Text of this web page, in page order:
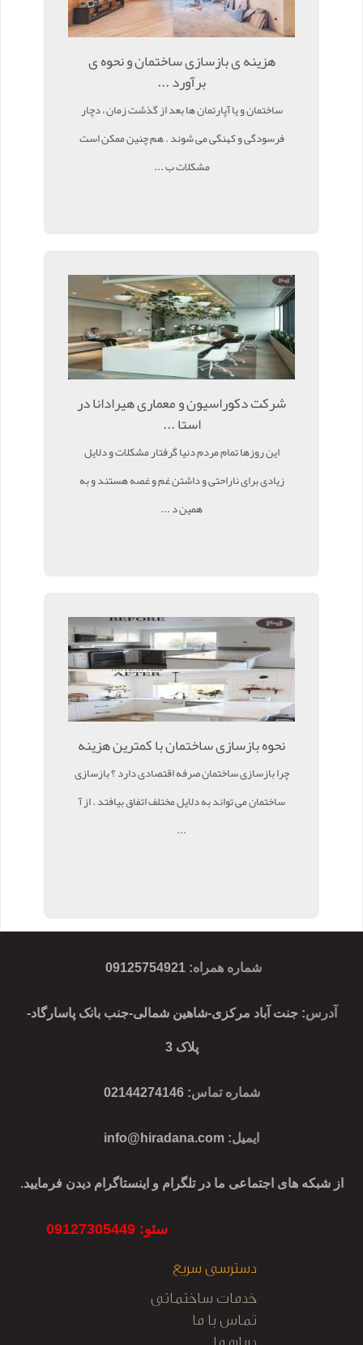
هزینه ی بازسازی ساختمان و نحوه ی
برآورد ...
ساختمان و یا آپارتمان ها بعد از گذشت زمان ، دچار
فرسودگی و کهنگی می شوند . هم چنین ممکن است
مشکلات ب ...
شرکت دکوراسیون و معماری هیرادانا در
استا ...
این روزها تمام مردم دنیا گرفتار مشکلات و دلایل
زیادی برای ناراحتی و داشتن غم و غصه هستند و به
همین د ...
نحوه بازسازی ساختمان با کمترین هزینه
چرا بازسازی ساختمان صرفه اقتصادی دارد ؟ بازسازی
ساختمان می تواند به دلایل مختلف اتفاق بیافتد . از آ
...
شماره همراه:
09125754921
آدرس: جنت آباد مرکزی-شاهین شمالی-جنب بانک پاسارگاد-
پلاک 3
شماره تماس: 02144274146
ایمیل:
info@hiradana.com
از شبکه های اجتماعی ما در تلگرام و اینستاگرام دیدن فرمایید.
سئو: 09127305449
دسترسی سریع
خدمات ساختمانی
تماس با ما